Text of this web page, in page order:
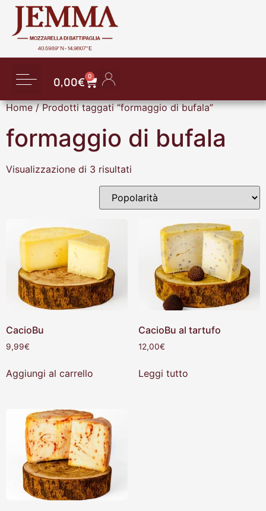
0,00€ 0
Home/ Prodotti taggati “formaggio di bufala”
formaggio di bufala
Visualizzazione di 3 risultati
CacioBu
9,99€
Aggiungi al carrello
CacioBu al tartufo
12,00€
Leggi tutto